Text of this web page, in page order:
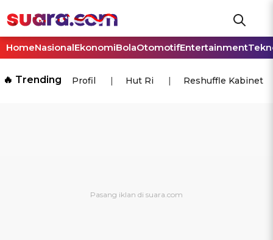
HomeNasionalEkonomiBolaOtomotifEntertainment
🔥 Trending Profil Hut Ri Reshuffle Kabinet